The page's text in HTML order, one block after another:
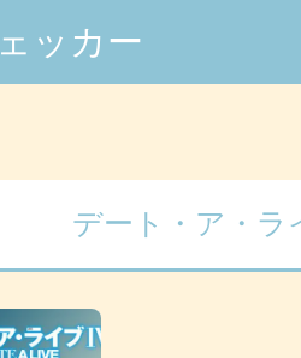
ッカー
デート・ア・ラ